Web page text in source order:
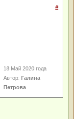
#
18 Май 2020 года
Автор:Галина
Петрова